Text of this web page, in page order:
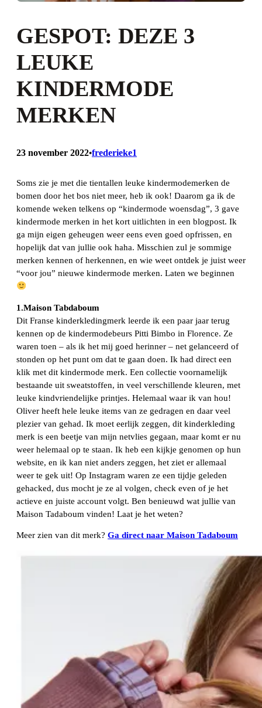
GESPOT: DEZE 3
LEUKE
KINDERMODE
MERKEN
23 november 2022•frederieke1
Soms zie je met die tientallen leuke kindermodemerken de
bomen door het bos niet meer, heb ik ook! Daarom ga ik de
komende weken telkens op “kindermode woensdag”, 3 gave
kindermode merken in het kort uitlichten in een blogpost. Ik
ga mijn eigen geheugen weer eens even goed opfrissen, en
hopelijk dat van jullie ook haha. Misschien zul je sommige
merken kennen of herkennen, en wie weet ontdek je juist weer
“voor jou” nieuwe kindermode merken. Laten we beginnen
1.Maison Tabdaboum
Dit Franse kinderkledingmerk leerde ik een paar jaar terug
kennen op de kindermodebeurs Pitti Bimbo in Florence. Ze
waren toen – als ik het mij goed herinner – net gelanceerd of
stonden op het punt om dat te gaan doen. Ik had direct een
klik met dit kindermode merk. Een collectie voornamelijk
bestaande uit sweatstoffen, in veel verschillende kleuren, met
leuke kindvriendelijke printjes. Helemaal waar ik van hou!
Oliver heeft hele leuke items van ze gedragen en daar veel
plezier van gehad. Ik moet eerlijk zeggen, dit kinderkleding
merk is een beetje van mijn netvlies gegaan, maar komt er nu
weer helemaal op te staan. Ik heb een kijkje genomen op hun
website, en ik kan niet anders zeggen, het ziet er allemaal
weer te gek uit! Op Instagram waren ze een tijdje geleden
gehacked, dus mocht je ze al volgen, check even of je het
actieve en juiste account volgt. Ben benieuwd wat jullie van
Maison Tadaboum vinden! Laat je het weten?
Meer zien van dit merk? Ga direct naar Maison Tadaboum